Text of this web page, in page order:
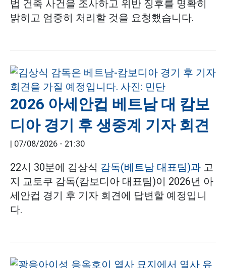
법 건축 사건을 조사하고 위반 징후를 명확히
밝히고 엄중히 처리할 것을 요청했습니다.
2026 아세안컵 베트남 대 캄보
디아 경기 후 생중계 기자 회견
| 07/08/2026 - 21:30
22시 30분에 김상식 감독(베트남 대표팀)과 고
지 교토쿠 감독(캄보디아 대표팀)이 2026년 아
세안컵 경기 후 기자 회견에 답변할 예정입니
다.